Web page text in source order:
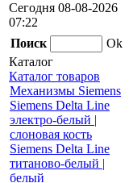
Сегодня 08-08-2026
07:22
Поиск
Ok
Каталог
Каталог товаров
Механизмы Siemens
Siemens Delta Line
электро-белый |
слоновая кость
Siemens Delta Line
титаново-белый |
белый